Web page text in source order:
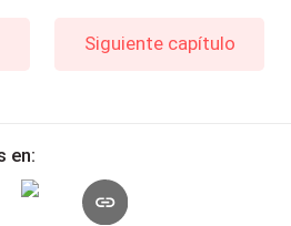
Siguiente capítulo
en: